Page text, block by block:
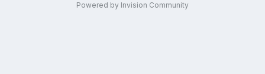
Powered by Invision Community